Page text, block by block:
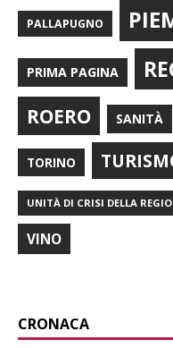
PALLAPUGNO
PRIMA PAGINA
ROERO SANITÀ
TORINO
UNITÀ DI CRISI DELLA
VINO
CRONACA